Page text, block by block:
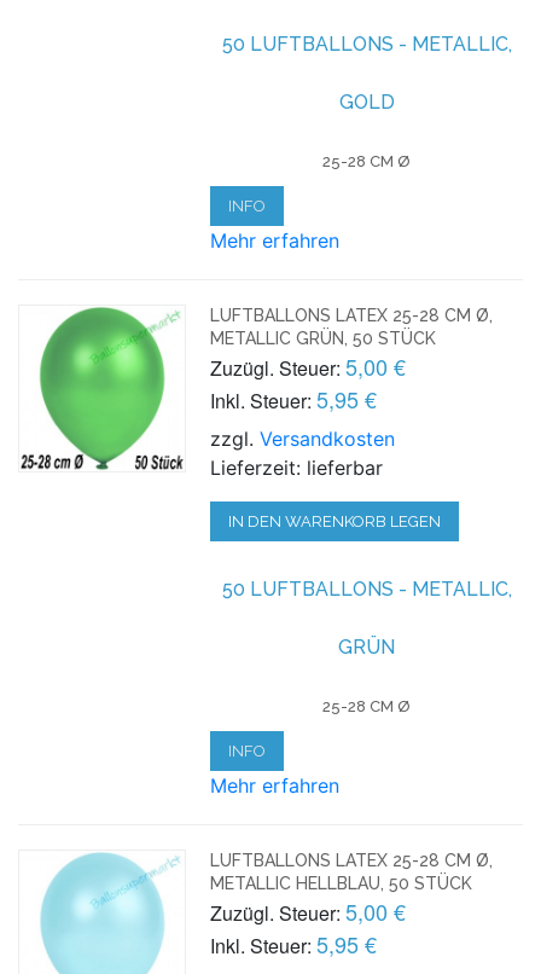
50 LUFTBALLONS - METALLIC,
GOLD
25-28 CM Ø
INFO
Mehr erfahren
LUFTBALLONS LATEX 25-28 CM Ø,
METALLIC GRÜN, 50 STÜCK
Zuzügl. Steuer: 5,00 €
Inkl. Steuer: 5,95 €
zzgl.Versandkosten
Lieferzeit: lieferbar
IN DEN WARENKORB LEGEN
50 LUFTBALLONS - METALLIC,
GRÜN
25-28 CM Ø
INFO
Mehr erfahren
LUFTBALLONS LATEX 25-28 CM Ø,
METALLIC HELLBLAU, 50 STÜCK
Zuzügl. Steuer: 5,00 €
Inkl. Steuer: 5,95 €